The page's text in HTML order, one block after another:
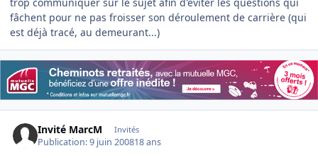
trop communiquer sur le sujet afin d'éviter les questions qui
fâchent pour ne pas froisser son déroulement de carrière (qui
est déjà tracé, au demeurant...)
Invité MarcM Invités
Publication:9 juin 200818 ans